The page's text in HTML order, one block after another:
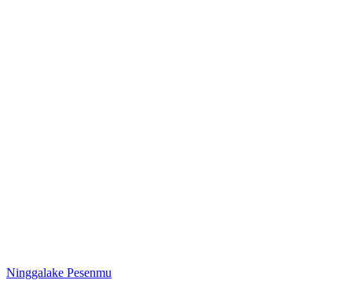
Ninggalake Pesenmu